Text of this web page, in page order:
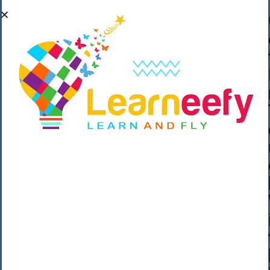
��o��C���ǡ���,����*�3��#eۧ_>\��z
�K{DQg�Ϯ��]u��3o�V~�/��@��??
����Y�]�s�n���s
����p��|
��^��������$��ٽ�P���~��4���Snn^
$ ����Ogy/|>ڿ|�I��'A�n��1�$�}
=c"'��K���X�:��?j�ԫ��-